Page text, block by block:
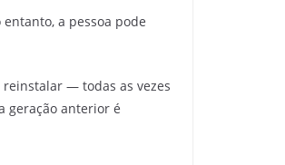
a pessoa pode
reinstalar — todas as vezes
geração anterior é